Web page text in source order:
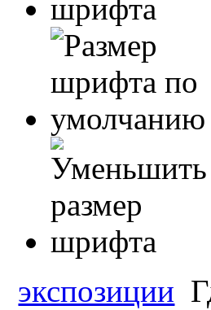
экспозиции